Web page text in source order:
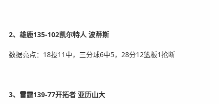
2、雄鹿135-102凯尔特人 波蒂斯
数据亮点：18投11中，三分球6中5，28分12篮板1抢断
3、雷霆139-77开拓者 亚历山大